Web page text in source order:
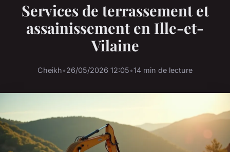
Services de terrassement et
assainissement en Ille-et-
Vilaine
Cheikh•26/05/2026 12:05•14 min de lecture